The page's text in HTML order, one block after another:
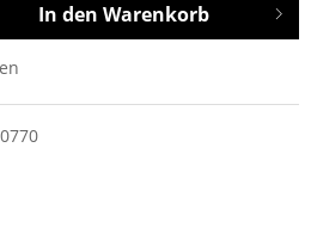
In den Warenkorb